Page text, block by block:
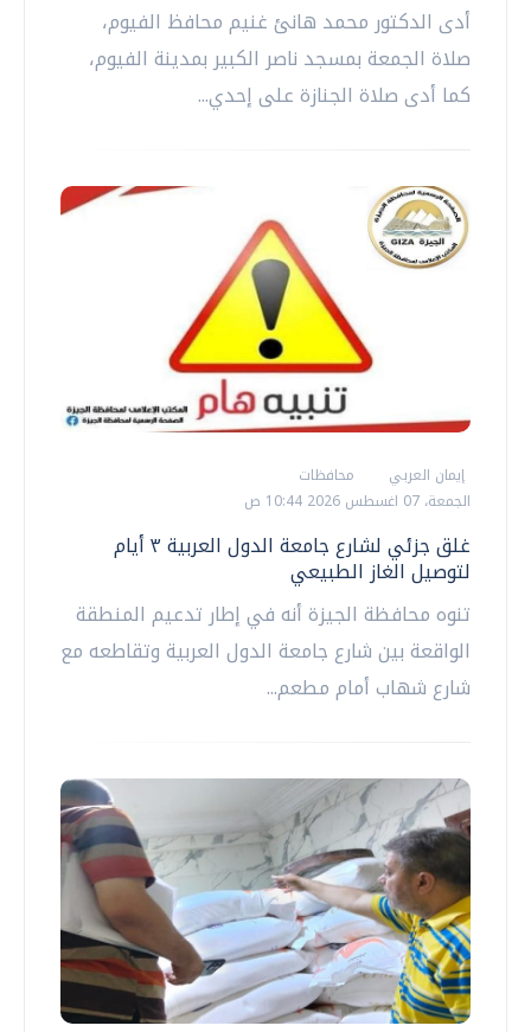
أدى الدكتور محمد هانئ غنيم محافظ الفيوم،
صلاة الجمعة بمسجد ناصر الكبير بمدينة الفيوم،
كما أدى صلاة الجنازة على إحدي...
إيمان العربي
محافظات
الجمعة، 07 اغسطس 2026 10:44 ص
غلق جزئي لشارع جامعة الدول العربية ٣ أيام
لتوصيل الغاز الطبيعي
تنوه محافظة الجيزة أنه في إطار تدعيم المنطقة
الواقعة بين شارع جامعة الدول العربية وتقاطعه مع
شارع شهاب أمام مطعم...